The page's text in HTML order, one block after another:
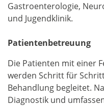
Gastroenterologie,
und Jugendklinik.
Patientenbetreuung
Die Patienten mit einer
werden Schritt für
Behandlung begleitet.
Diagnostik und